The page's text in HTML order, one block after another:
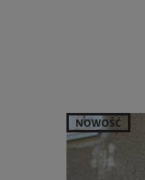
NOWOŚĆ